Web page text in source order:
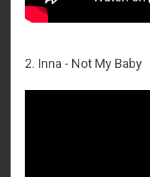
2. Inna - Not My Baby